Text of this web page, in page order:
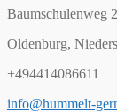
Baumschulenweg
Oldenburg,
+494414086611
info@hummelt-